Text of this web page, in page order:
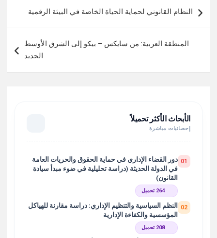
المقالات
النظام القانوني لحماية الحياة الخاصة في البيئة الرقمية
المنطقة العربية: من سايكس – بيكو إلى الشرق الأوسط
الجديد
الأبحاث الأكثر تحميلاً
إحصائيات مباشرة
01 دور القضاء الإداري في حماية الحقوق والحريات العامة
في الدولة الحديثة (دراسة تحليلية في ضوء مبدأ سيادة
القانون)
264 تحميل
02
النظم السياسية والتنظيم الإداري: دراسة مقارنة للهياكل
المؤسسية والكفاءة الإدارية
208 تحميل